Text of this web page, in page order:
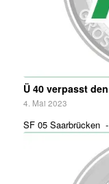
Ü 40 verpasst
4. Mai 2023
SF 05 Saarbrücken